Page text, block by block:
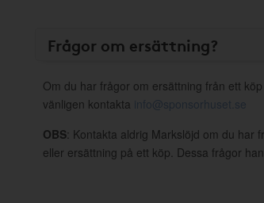
Frågor om ersättning?
Om du har frågor om ersättning från ett
vänligen kontakta info@sponsorhuset.se
OBS: Kontakta aldrig Markslöjd om du har
eller ersättning på ett köp. Dessa frågor